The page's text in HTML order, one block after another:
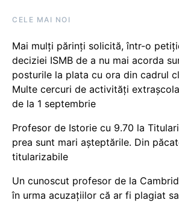
CELE MAI NOI
Mai mulți părinți solicită, într-o
deciziei ISMB de a nu mai acorda
posturile la plata cu ora din cadrul
Multe cercuri de activități
de la 1 septembrie
Profesor de Istorie cu 9.70 la
prea sunt mari așteptările. Din
titularizabile
Un cunoscut profesor de la
în urma acuzațiilor că ar fi plagiat